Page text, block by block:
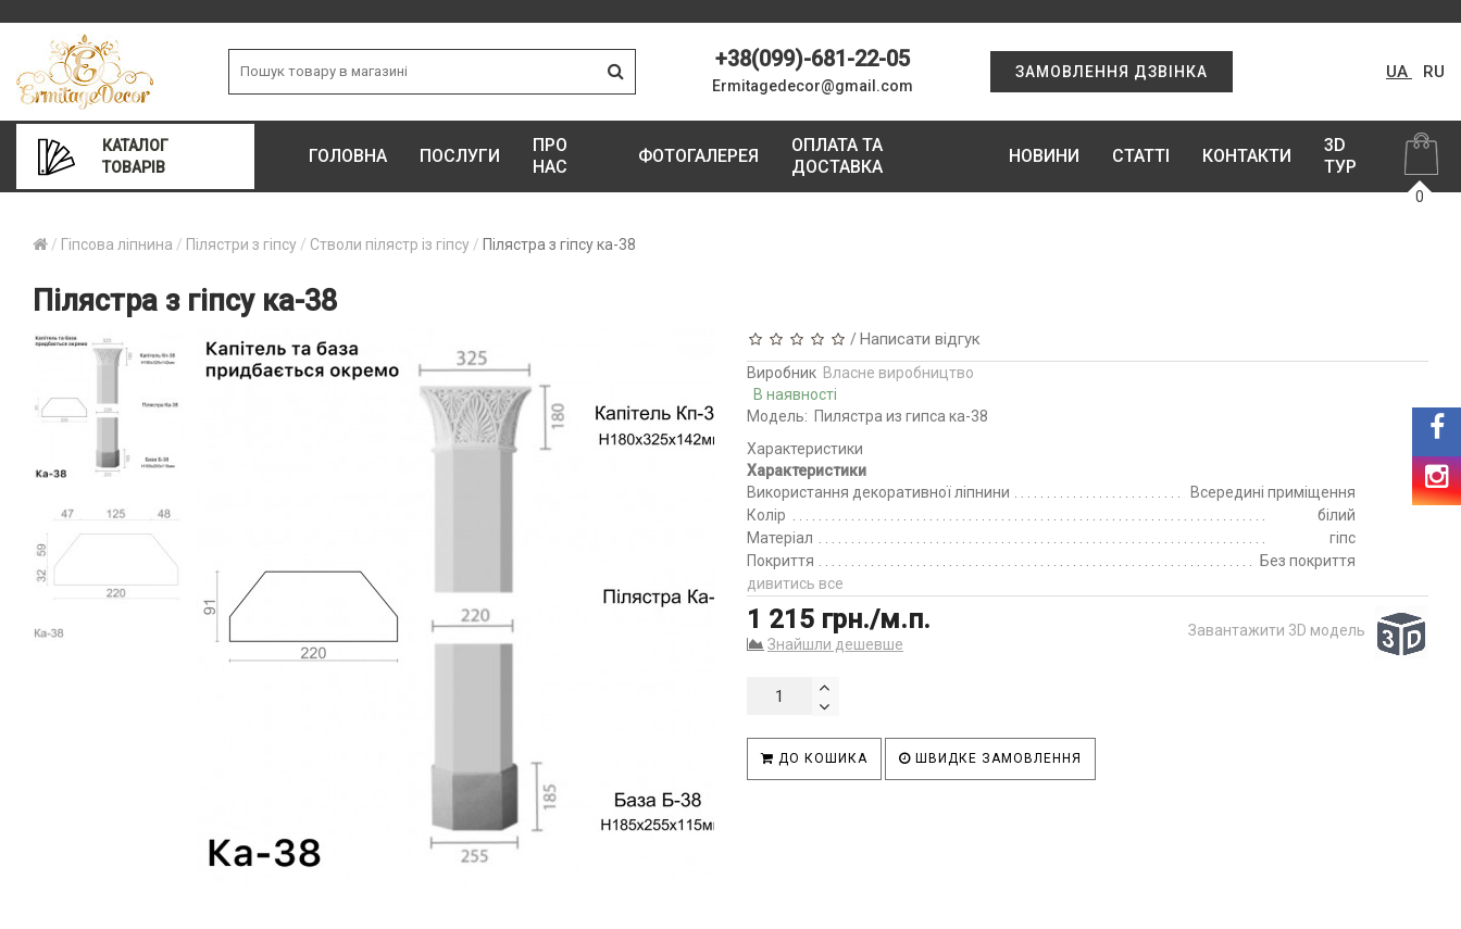
+38(099)-681-22-05
Ermitagedecor@gmail.com
ЗАМОВЛЕННЯ ДЗВІНКА UA RU
КАТАЛОГ
ТОВАРІВ
ГОЛОВНА ПОСЛУГИ
ПРО
НАС
ФОТОГАЛЕРЕЯ
ОПЛАТА ТА
ДОСТАВКА
НОВИНИ СТАТТІ КОНТАКТИ
3D
ТУР
0
Гіпсова ліпнина Пілястри з гіпсу Стволи пілястр із гіпсу Пілястра з гіпсу ка-38
Пілястра з гіпсу ка-38
/Написати відгук
Виробник Власне виробництво
В наявності
Модель: Пилястра из гипса ка-38
Характеристики
Характеристики
Використання декоративної ліпнини
Всередині приміщення
Колір
білий
Матеріал
гіпс
Покриття
Без покриття
дивитись все
1 215 грн./м.п.
Знайшли дешевше
Завантажити 3D модель
ДО КОШИКА ШВИДКЕ ЗАМОВЛЕННЯ